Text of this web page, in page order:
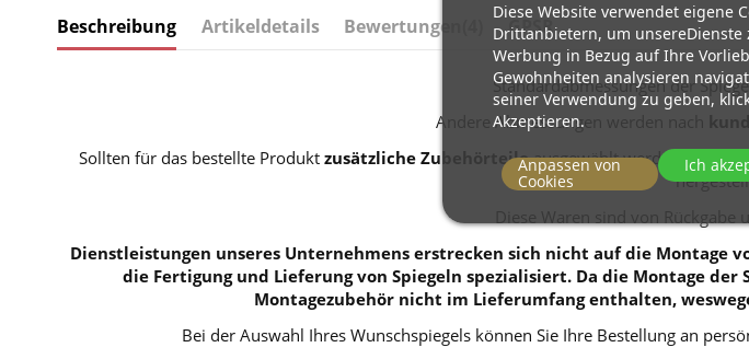
Beschreibung Artikeldetails Bewertungen GPSR
Standardabmessungen der
Andere Abmessungen werden nach
Sollten für das bestellte Produkt zusätzliche Zubehörteileausgewählt werden, gilt die
Diese Waren sind von Rückgabe
Dienstleistungen unseres Unternehmens erstrecken sich nicht auf die Montage
die Fertigung und Lieferung von Spiegeln spezialisiert. Da die Montage
Montagezubehör nicht im Lieferumfang enthalten,
Bei der Auswahl Ihres Wunschspiegels können Sie Ihre Bestellung an
Diese Website verwendet eigene
Drittanbietern, um unsereDienste
Werbung in Bezug auf Ihre
Gewohnheiten analysieren
seiner Verwendung zu geben,
Akzeptieren.
Anpassen von
Cookies
Ich